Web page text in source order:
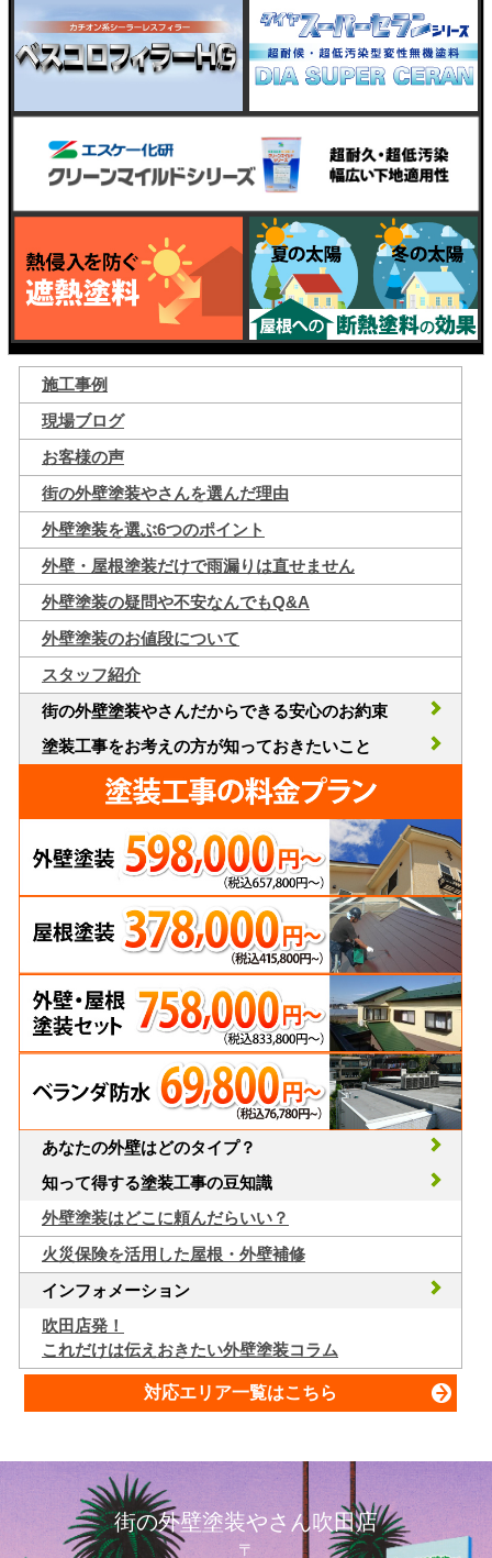
施工事例
現場ブログ
お客様の声
街の外壁塗装やさんを選んだ理由
外壁塗装を選ぶ6つのポイント
外壁・屋根塗装だけで雨漏りは直せません
外壁塗装の疑問や不安なんでもQ&A
外壁塗装のお値段について
スタッフ紹介
街の外壁塗装やさんだからできる安心のお約束
塗装工事をお考えの方が知っておきたいこと
あなたの外壁はどのタイプ？
知って得する塗装工事の豆知識
外壁塗装はどこに頼んだらいい？
火災保険を活用した屋根・外壁補修
インフォメーション
吹田店発！
これだけは伝えおきたい外壁塗装コラム
対応エリア一覧はこちら
街の外壁塗装やさん吹田店
〒